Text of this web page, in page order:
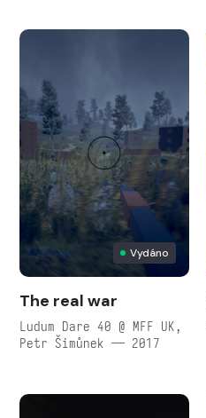
Vydáno
The real war
Ludum Dare 40 @ MFF UK,
Petr Šimůnek — 2017